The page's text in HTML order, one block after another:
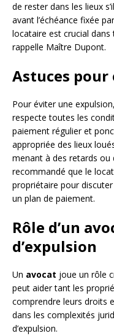
de rester dans les lieux
avant l’échéance fixée
locataire est crucial dans
rappelle Maître Dupont.
Astuces pour
Pour éviter une
respecte toutes les
paiement régulier et
appropriée des lieux
menant à des retards
recommandé que le
propriétaire pour
un plan de paiement.
Rôle d’un
d’expulsion
Un avocat joue un rôle
peut aider tant les
comprendre leurs droits
dans les complexités
d’expulsion.